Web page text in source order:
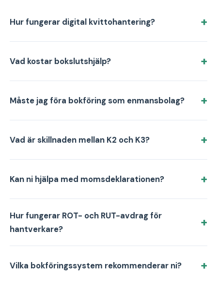
Hur fungerar digital kvittohantering?
Vad kostar bokslutshjälp?
Måste jag föra bokföring som enmansbolag?
Vad är skillnaden mellan K2 och K3?
Kan ni hjälpa med momsdeklarationen?
Hur fungerar ROT- och RUT-avdrag för
hantverkare?
Vilka bokföringssystem rekommenderar ni?